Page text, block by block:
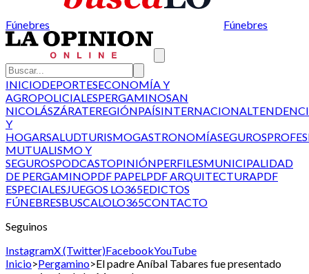
Fúnebres Fúnebres
INICIODEPORTESECONOMÍA Y
AGROPOLICIALESPERGAMINOSAN
NICOLÁSZÁRATEREGIÓNPAÍSINTERNACIONAL
Y
HOGARSALUDTURISMOGASTRONOMÍASEGUROS
MUTUALISMO Y
SEGUROSPODCASTOPINIÓNPERFILESMUNICIPALIDAD
DE PERGAMINOPDF PAPELPDF ARQUITECTURAPDF
ESPECIALESJUEGOS LO365EDICTOS
FÚNEBRESBUSCALOLO365CONTACTO
Seguinos
InstagramX (Twitter)FacebookYouTube
Inicio>Pergamino>El padre Aníbal Tabares fue presentado